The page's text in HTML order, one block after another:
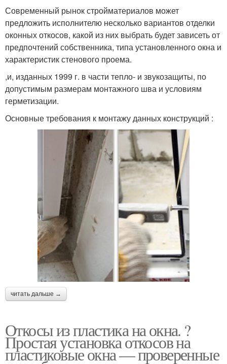
Современный рынок стройматериалов может
предложить исполнителю несколько вариантов отделки
оконных откосов, какой из них выбрать будет зависеть от
предпочтений собственника, типа установленного окна и
характеристик стенового проема.
,и, изданных 1999 г. в части тепло- и звукозащиты, по
допустимым размерам монтажного шва и условиям
герметизации.
Основные требования к монтажу данных конструкций :
читать дальше →
Откосы из пластика на окна. ?
Простая установка откосов на
пластиковые окна — проверенные